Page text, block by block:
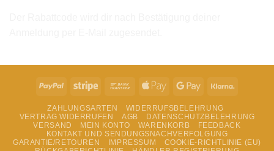
PayPal Stripe
Bank
Apple
Google
ZAHLUNGSARTEN
WIDERRUFSBELEHRUNG
VERTRAG WIDERRUFEN
AGB
DATENSCHUTZBELEHRUNG
VERSAND
MEIN KONTO WARENKORB
FEEDBACK
KONTAKT UND SENDUNGSNACHVERFOLGUNG
GARANTIE/RETOUREN
IMPRESSUM
COOKIE-RICHTLINIE (EU)